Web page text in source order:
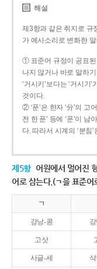
해설
제3항과 같은 취지로 규
가 예사소리로 변화한
① 표준어 규정이 공표
나지 않거나 바로 말하
‘거시키’보다는 ‘거시기
것이다.
② ‘푼’은 한자 ‘分’의 고
전 한 푼’ 등에 ‘푼’이 남
다. 따라서 시계의 ‘분침
제5항 어원에서 멀어진
어로 삼는다.(ㄱ을 표준어
ㄱ
강낭-콩
고삿
사글-세 삭